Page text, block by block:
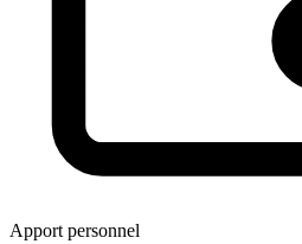
Apport personnel